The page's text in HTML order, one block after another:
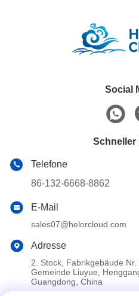
Social
Schneller
Telefone
86-132-6668-8862
E-Mail
sales07@helorcloud.com
Adresse
2. Stock, Fabrikgebäude
Gemeinde Liuyue,
Guangdong, China